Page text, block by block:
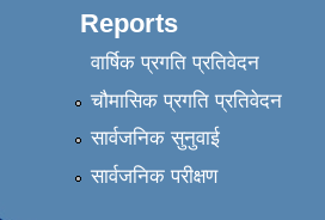
Reports
वार्षिक प्रगति प्रतिवेदन
चौमासिक प्रगति प्रतिवेदन
सार्वजनिक सुनुवाई
सार्वजनिक परीक्षण